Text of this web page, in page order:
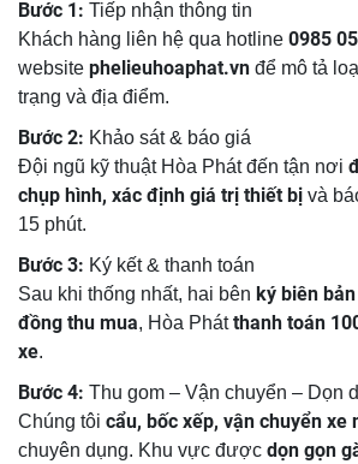
Bước 1: Tiếp nhận thông tin
Khách hàng liên hệ qua hotline 0985
website phelieuhoaphat.vn để mô tả
trạng và địa điểm.
Bước 2: Khảo sát & báo giá
Đội ngũ kỹ thuật Hòa Phát đến tận nơi
chụp hình, xác định giá trị thiết bị và
15 phút.
Bước 3: Ký kết & thanh toán
Sau khi thống nhất, hai bên ký biên
đồng thu mua, Hòa Phátthanh toán
xe.
Bước 4: Thu gom – Vận chuyển – Dọn
Chúng tôi cẩu, bốc xếp, vận chuyển xe
chuyên dụng. Khu vực được dọn gọn